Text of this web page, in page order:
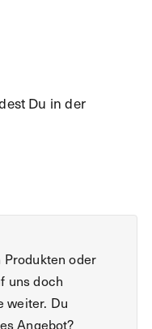
Du in der
Produkten oder
uns doch
weiter. Du
Angebot?